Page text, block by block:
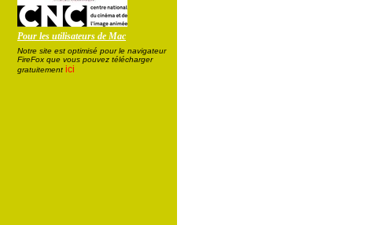
Pour les utilisateurs de Mac
Notre site est optimisé pour le navigateur
FireFox que vous pouvez télécharger
gratuitement ici